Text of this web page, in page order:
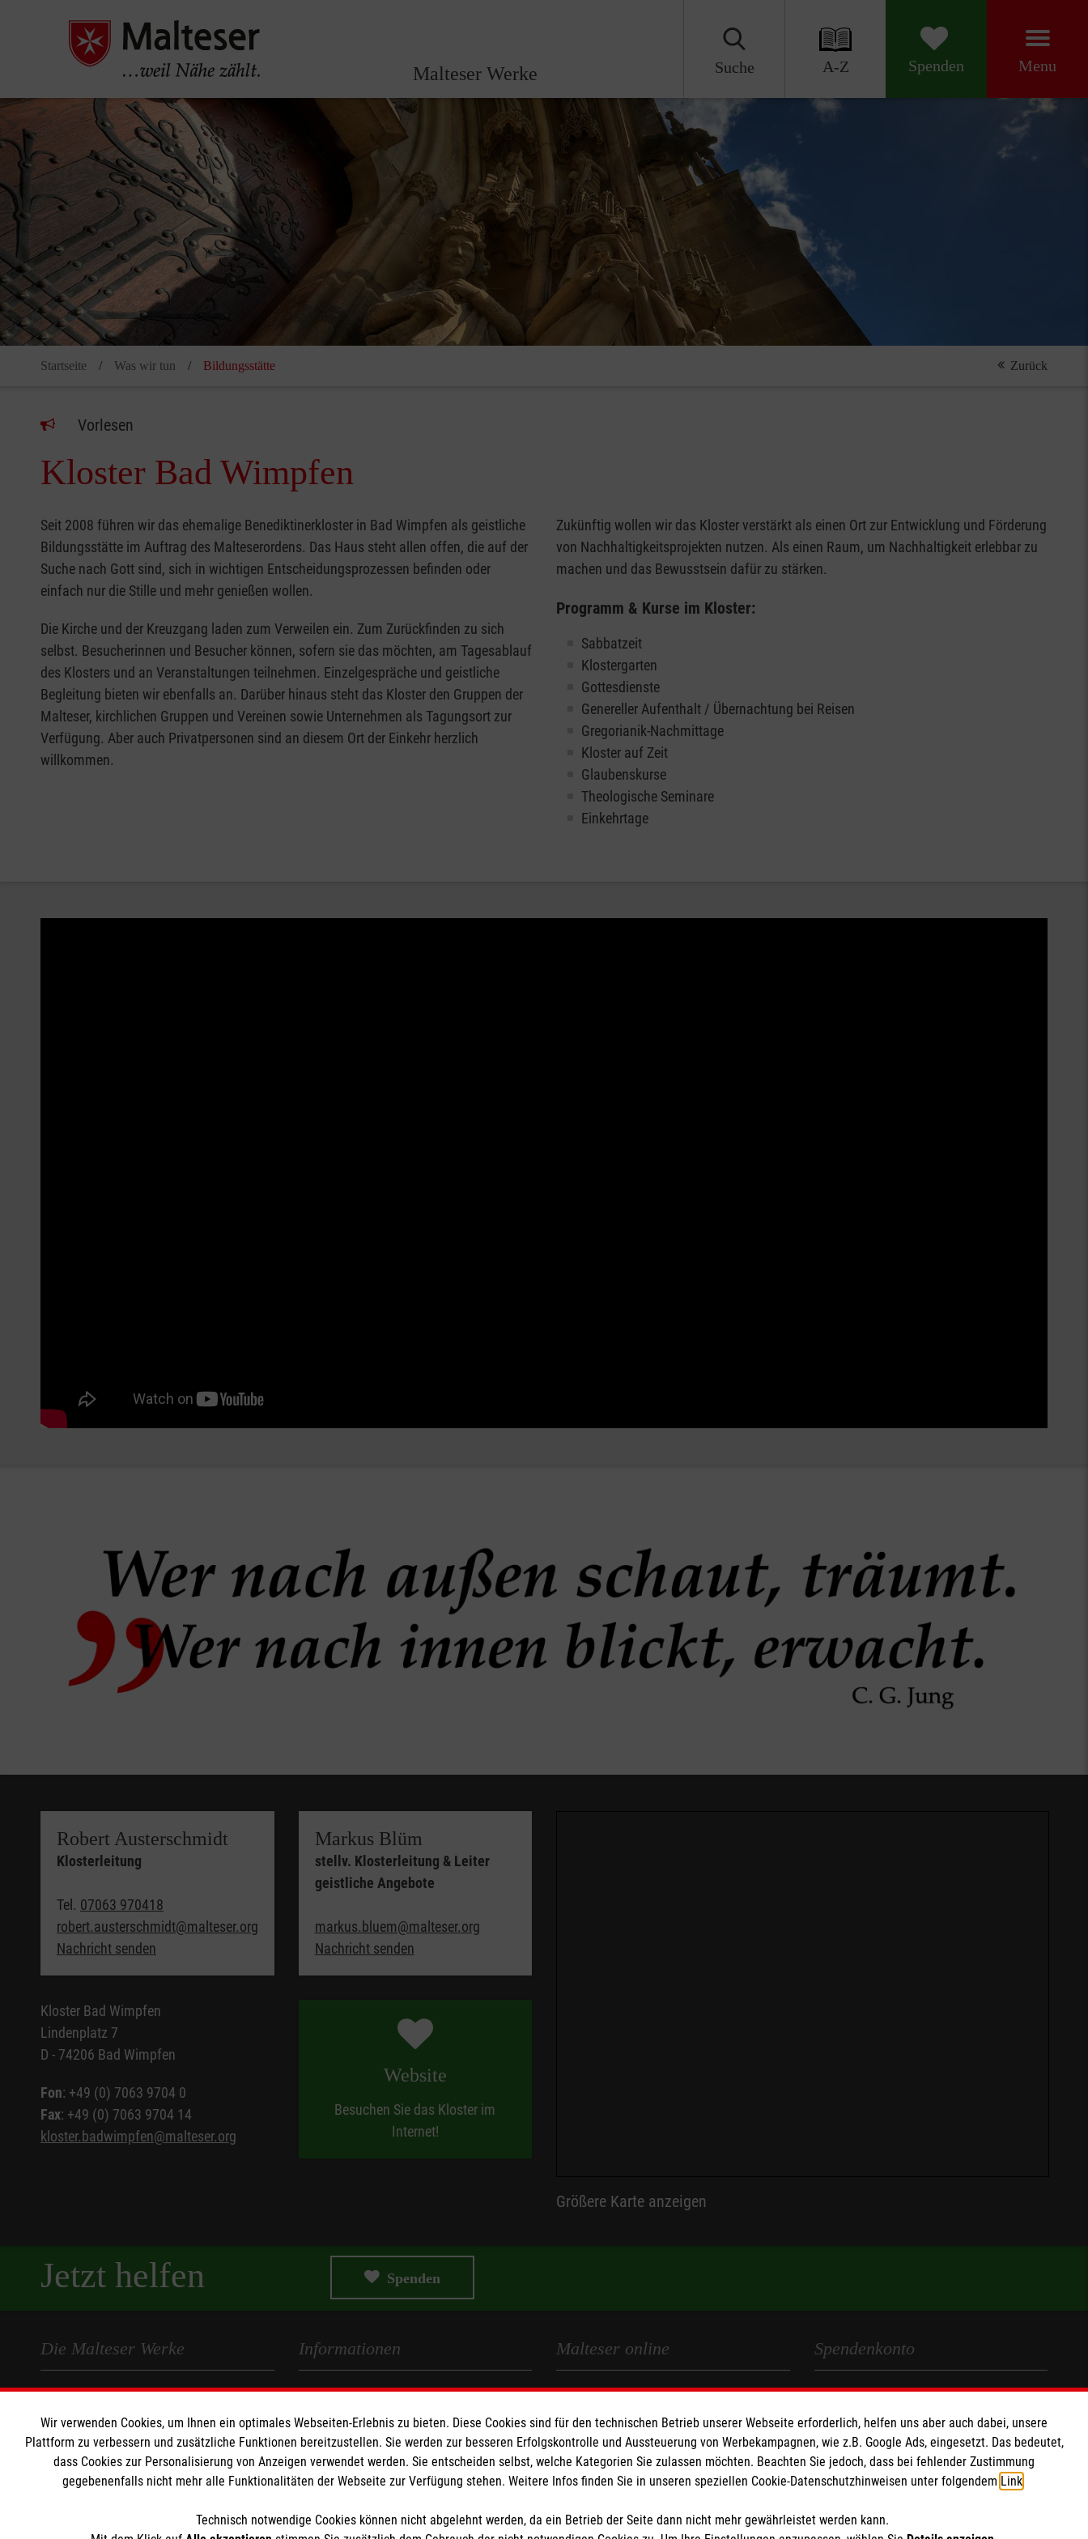
Malteser Werke Suche A-Z Spenden Menu
Pause
Startseite Was wir tun Bildungsstätte Zurück
Vorlesen
Kloster Bad Wimpfen
Seit 2008 führen wir das ehemalige Benediktinerkloster in Bad Wimpfen als geistliche
Bildungsstätte im Auftrag des Malteserordens. Das Haus steht allen offen, die auf der
Suche nach Gott sind, sich in wichtigen Entscheidungsprozessen befinden oder
einfach nur die Stille und mehr genießen wollen.
Die Kirche und der Kreuzgang laden zum Verweilen ein. Zum Zurückfinden zu sich
selbst. Besucherinnen und Besucher können, sofern sie das möchten, am Tagesablauf
des Klosters und an Veranstaltungen teilnehmen. Einzelgespräche und geistliche
Begleitung bieten wir ebenfalls an. Darüber hinaus steht das Kloster den Gruppen der
Malteser, kirchlichen Gruppen und Vereinen sowie Unternehmen als Tagungsort zur
Verfügung. Aber auch Privatpersonen sind an diesem Ort der Einkehr herzlich
willkommen.
Zukünftig wollen wir das Kloster verstärkt als einen Ort zur Entwicklung und Förderung
von Nachhaltigkeitsprojekten nutzen. Als einen Raum, um Nachhaltigkeit erlebbar zu
machen und das Bewusstsein dafür zu stärken.
Programm & Kurse im Kloster:
Sabbatzeit
Klostergarten
Gottesdienste
Genereller Aufenthalt / Übernachtung bei Reisen
Gregorianik-Nachmittage
Kloster auf Zeit
Glaubenskurse
Theologische Seminare
Einkehrtage
Robert Austerschmidt
Klosterleitung
Tel. 07063 970418
robert.austerschmidt@malteser.org
Nachricht senden
Markus Blüm
stellv. Klosterleitung & Leiter
geistliche Angebote
markus.bluem@malteser.org
Nachricht senden
Kloster Bad Wimpfen
Lindenplatz 7
D - 74206 Bad Wimpfen
Fon: +49 (0) 7063 9704 0
Fax: +49 (0) 7063 9704 14
kloster.badwimpfen@malteser.org
Website
Besuchen Sie das Kloster im
Internet!
Größere Karte anzeigen
Jetzt helfen Spenden
Die Malteser Werke
Unser Profil
Karriere
Migration
Jugendhilfe
Suchthilfe
Bildungsstätte
Informationen
Impressum
Datenschutzerklärung
Compliance
Institutionelles Schutzkonzept
Malteser online
Malteserorden
Malteser Jugend
Malteser International
Intern: Intranet der Malteser Werke
Spendenkonto
Empfänger: Malteser Werke gGmbH
IBAN: DE92370205000002830100
BIC: BFSWDE33XXX
Wir verwenden Cookies, um Ihnen ein optimales Webseiten-Erlebnis zu bieten. Diese Cookies sind für den technischen Betrieb unserer Webseite erforderlich, helfen uns aber auch dabei, unsere
Plattform zu verbessern und zusätzliche Funktionen bereitzustellen. Sie werden zur besseren Erfolgskontrolle und Aussteuerung von Werbekampagnen, wie z.B. Google Ads, eingesetzt. Das bedeutet,
dass Cookies zur Personalisierung von Anzeigen verwendet werden. Sie entscheiden selbst, welche Kategorien Sie zulassen möchten. Beachten Sie jedoch, dass bei fehlender Zustimmung
gegebenenfalls nicht mehr alle Funktionalitäten der Webseite zur Verfügung stehen. Weitere Infos finden Sie in unseren speziellen Cookie-Datenschutzhinweisen unter folgendem Link
Technisch notwendige Cookies können nicht abgelehnt werden, da ein Betrieb der Seite dann nicht mehr gewährleistet werden kann.